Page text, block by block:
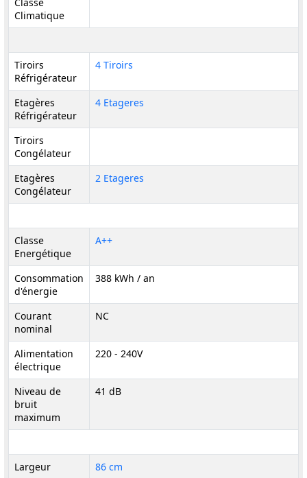
Climatique
Tiroirs
Réfrigérateur
4 Tiroirs
Etagères
Réfrigérateur
4 Etageres
Tiroirs
Congélateur
Etagères
Congélateur
2 Etageres
Classe
Energétique
A++
Consommation
d'énergie
388 kWh / an
Courant
nominal
NC
Alimentation
électrique
220 - 240V
Niveau de
bruit
maximum
41 dB
Largeur 86 cm